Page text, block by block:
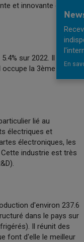
et innovante et
sur 2022. Il est le
la 3ème place
lié au
électriques et
électroniques, les
industrie est très
d'environ 237.6
dans le pays sur
Il réunit des
font d'elle le meilleur
En